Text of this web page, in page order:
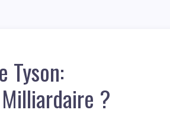
Tyson:
?